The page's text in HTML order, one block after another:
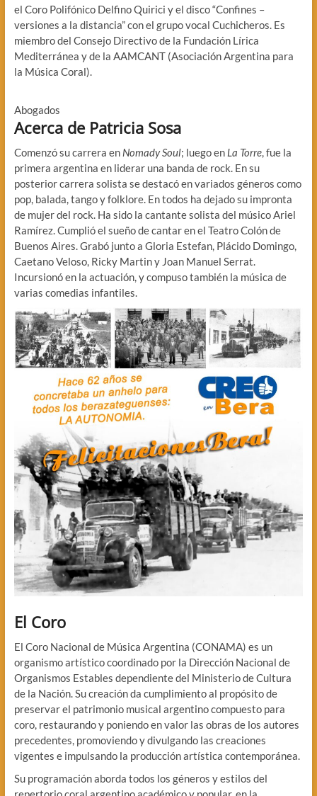
el Coro Polifónico Delfino Quirici y el disco “Confines –
versiones a la distancia” con el grupo vocal Cuchicheros. Es
miembro del Consejo Directivo de la Fundación Lírica
Mediterránea y de la AAMCANT (Asociación Argentina para
la Música Coral).
Abogados
Acerca de Patricia Sosa
Comenzó su carrera en Nomady Soul; luego en La Torre, fue la
primera argentina en liderar una banda de rock. En su
posterior carrera solista se destacó en variados géneros como
pop, balada, tango y folklore. En todos ha dejado su impronta
de mujer del rock. Ha sido la cantante solista del músico Ariel
Ramírez. Cumplió el sueño de cantar en el Teatro Colón de
Buenos Aires. Grabó junto a Gloria Estefan, Plácido Domingo,
Caetano Veloso, Ricky Martin y Joan Manuel Serrat.
Incursionó en la actuación, y compuso también la música de
varias comedias infantiles.
El Coro
El Coro Nacional de Música Argentina (CONAMA) es un
organismo artístico coordinado por la Dirección Nacional de
Organismos Estables dependiente del Ministerio de Cultura
de la Nación. Su creación da cumplimiento al propósito de
preservar el patrimonio musical argentino compuesto para
coro, restaurando y poniendo en valor las obras de los autores
precedentes, promoviendo y divulgando las creaciones
vigentes e impulsando la producción artística contemporánea.
Su programación aborda todos los géneros y estilos del